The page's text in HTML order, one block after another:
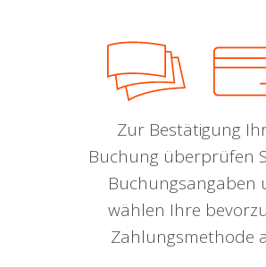
Zur Bestätigung
Buchung überprüfen
Buchungsangaben
wählen Ihre
Zahlungsmethode